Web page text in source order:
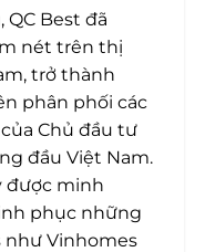
Best đã
nét trên thị
trở thành
phân phối các
Chủ đầu tư
đầu Việt Nam.
được minh
phục những
như Vinhomes